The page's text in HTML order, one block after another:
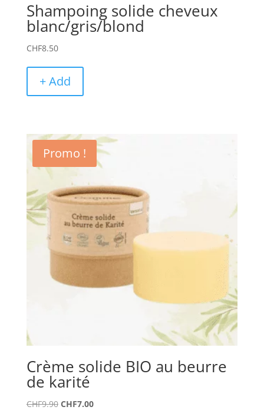
Shampoing solide cheveux
blanc/gris/blond
CHF8.50
+ Add
Promo !
Crème solide BIO au beurre
de karité
CHF9.90 Le
CHF7.00Le